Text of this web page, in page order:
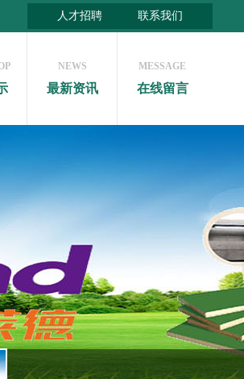
人才招聘 联系我们
NEWS
最新资讯
MESSAGE
在线留言